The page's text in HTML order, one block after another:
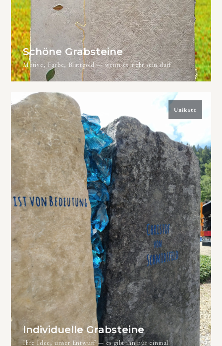
Schöne Grabsteine
Motive, Farbe, Blattgold — wenn es mehr sein darf
Unikate
Individuelle Grabsteine
Ihre Idee, unser Entwurf — es gibt ihn nur einmal